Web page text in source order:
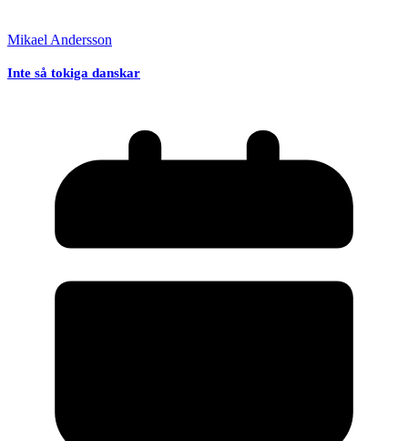
Mikael Andersson
Inte så tokiga danskar